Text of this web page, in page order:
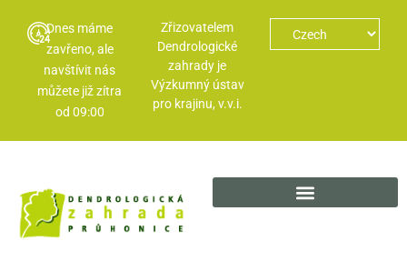
Dnes máme
zavřeno, ale
navštívit nás
můžete již zítra
od 09:00
Zřizovatelem
Dendrologické
zahrady je
Výzkumný ústav
pro krajinu, v.v.i.